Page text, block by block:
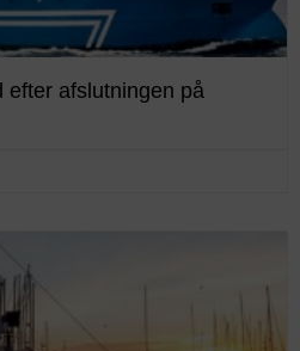
efter afslutningen på